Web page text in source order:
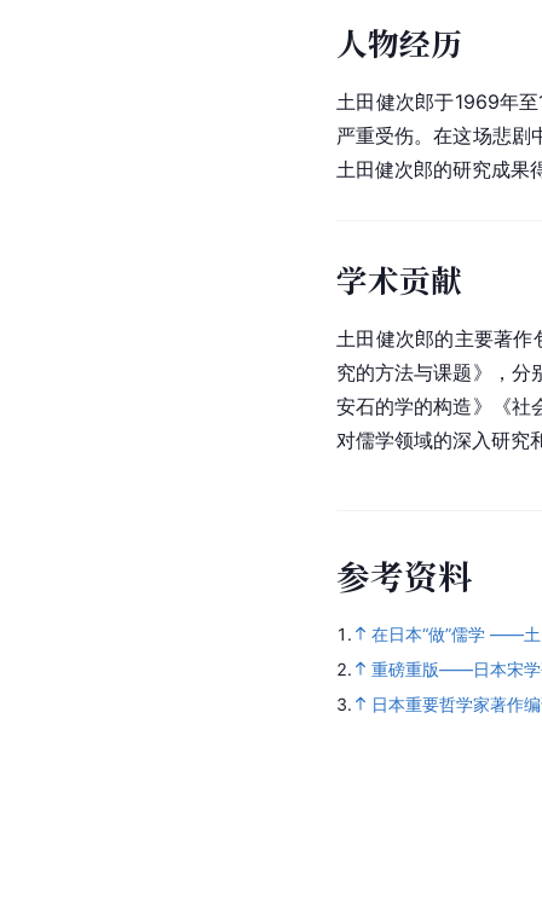
人物经历
土田健次郎于1969年
严重受伤。在这场悲剧
土田健次郎的研究成果
学术贡献
土田健次郎的主要著
究的方法与课题》，分
安石的学的构造》《
对儒学领域的深入研究
参考资料
1.
在日本“做”儒学 ——
2.
重磅重版——日本宋学
3.
日本重要哲学家著作